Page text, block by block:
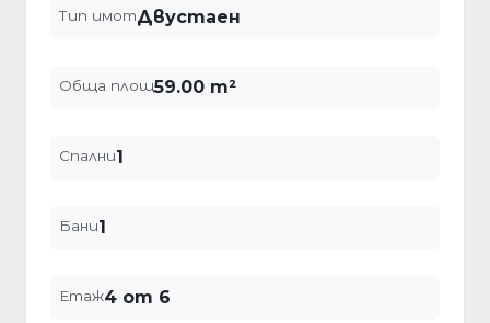
Тип имотДвустаен
Обща площ59.00 m²
Спални1
Бани1
Етаж4 от 6